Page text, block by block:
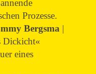
Prozesse.
Bergsma|
Dickicht«
eines